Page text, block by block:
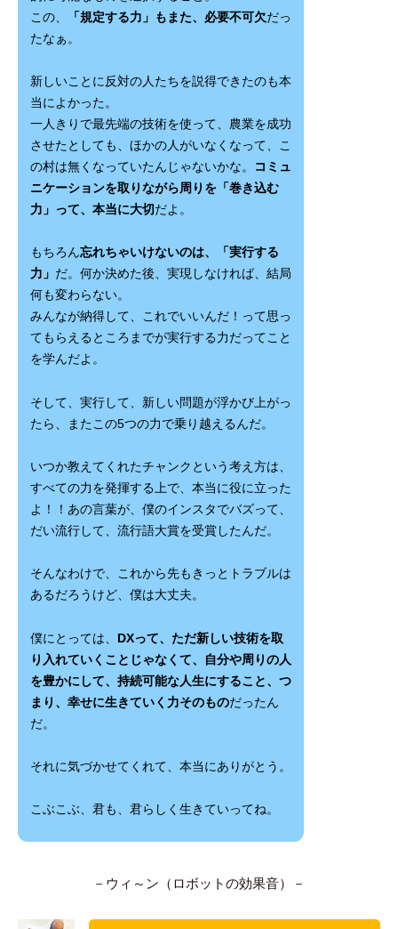
この、
「規定する力」もまた、必要不可欠だっ
たなぁ。
新しいことに反対の人たちを説得できたのも本
当によかった。
一人きりで最先端の技術を使って、農業を成功
させたとしても、ほかの人がいなくなって、こ
の村は無くなっていたんじゃないかな。
コミュ
ニケーションを取りながら周りを「巻き込む
力」って、本当に大切 だよ。
もちろん忘れちゃいけないのは、「実行する
力」 だ。何か決めた後、実現しなければ、結局
何も変わらない。
みんなが納得して、これでいいんだ！って思っ
てもらえるところまでが実行する力だってこと
を学んだよ。
そして、実行して、新しい問題が浮かび上がっ
たら、またこの5つの力で乗り越えるんだ。
いつか教えてくれたチャンクという考え方は、
すべての力を発揮する上で、本当に役に立った
よ！！あの言葉が、僕のインスタでバズって、
だい流行して、流行語大賞を受賞したんだ。
そんなわけで、これから先もきっとトラブルは
あるだろうけど、僕は大丈夫。
僕にとっては、 DXって、ただ新しい技術を取
り入れていくことじゃなくて、自分や周りの人
を豊かにして、持続可能な人生にすること、つ
まり、幸せに生きていく力そのものだったん
だ。
それに気づかせてくれて、本当にありがとう。
こぶこぶ、君も、君らしく生きていってね。
－ウィ～ン（ロボットの効果音）－